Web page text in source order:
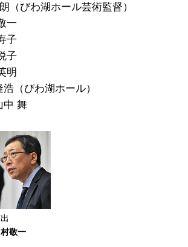
（びわ湖ホール芸術監督）
一
子
子
明
浩（びわ湖ホール）
中 舞
敬一